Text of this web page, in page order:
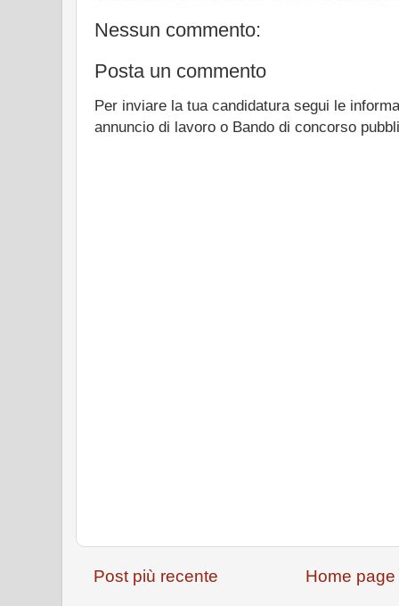
Nessun commento:
Posta un commento
Per inviare la tua candidatura segui le
annuncio di lavoro o Bando di concorso
Post più recente Home page